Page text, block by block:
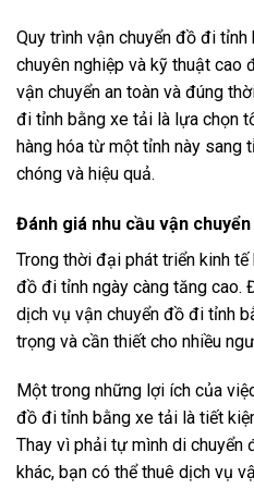
Quy trình vận chuyển đồ đi
chuyên nghiệp và kỹ thuật cao
vận chuyển an toàn và đúng
đi tỉnh bằng xe tải là lựa chọn
hàng hóa từ một tỉnh này sang
chóng và hiệu quả.
Đánh giá nhu cầu vận chuyển
Trong thời đại phát triển kinh tế
đồ đi tỉnh ngày càng tăng cao.
dịch vụ vận chuyển đồ đi tỉnh
trọng và cần thiết cho nhiều
Một trong những lợi ích của
đồ đi tỉnh bằng xe tải là tiết
Thay vì phải tự mình di chuyển
khác, bạn có thể thuê dịch vụ